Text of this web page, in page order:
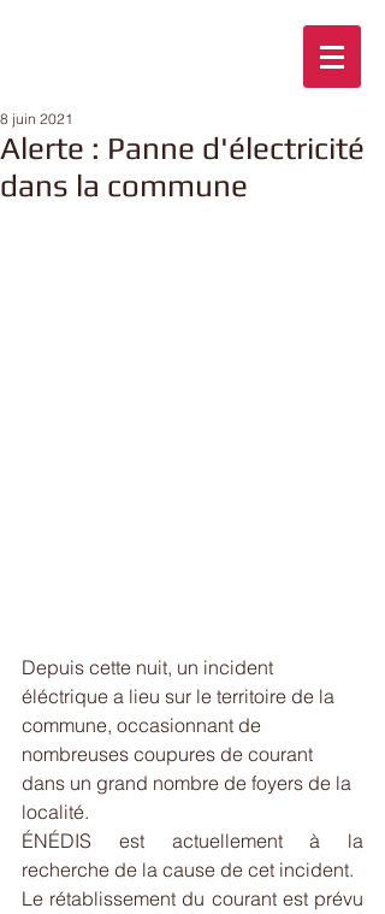
Alerte : Panne d'électricité
dans la commune
8 juin 2021
Depuis cette nuit, un incident
éléctrique a lieu sur le territoire de la
commune, occasionnant de
nombreuses coupures de courant
dans un grand nombre de foyers de la
localité.
ÉNÉDIS est actuellement à la
recherche de la cause de cet incident.
Le rétablissement du courant est prévu